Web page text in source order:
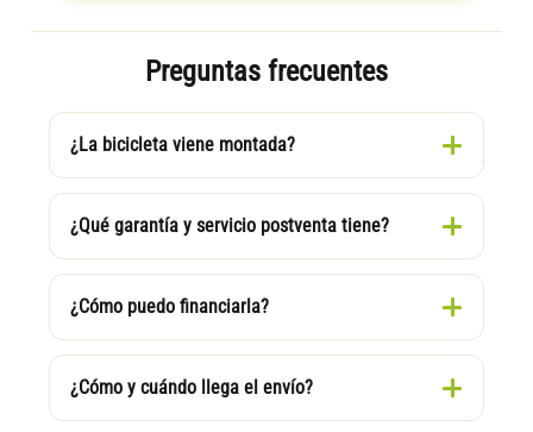
Preguntas frecuentes
¿La bicicleta viene montada?
¿Qué garantía y servicio postventa tiene?
¿Cómo puedo financiarla?
¿Cómo y cuándo llega el envío?